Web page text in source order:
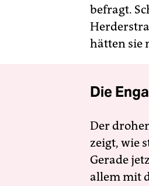
befragt.
hätten sie
Die
Der
zeigt, wie
Gerade
allem mit